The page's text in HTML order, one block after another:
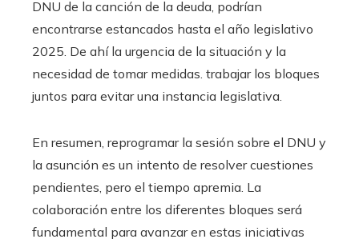
DNU de la canción de la deuda, podrían
encontrarse estancados hasta el año legislativo
2025. De ahí la urgencia de la situación y la
necesidad de tomar medidas. trabajar los bloques
juntos para evitar una instancia legislativa.
En resumen, reprogramar la sesión sobre el DNU y
la asunción es un intento de resolver cuestiones
pendientes, pero el tiempo apremia. La
colaboración entre los diferentes bloques será
fundamental para avanzar en estas iniciativas